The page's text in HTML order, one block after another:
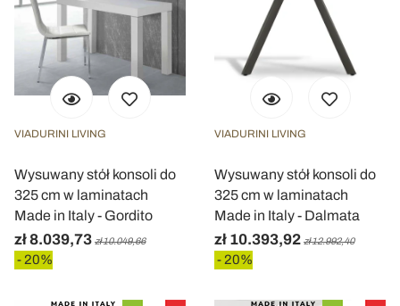
VIADURINI LIVING
Wysuwany stół konsoli do
325 cm w laminatach
Made in Italy - Gordito
zł 8.039,73 zł 10.049,66
- 20%
VIADURINI LIVING
Wysuwany stół konsoli do
325 cm w laminatach
Made in Italy - Dalmata
zł 10.393,92 zł 12.992,40
- 20%